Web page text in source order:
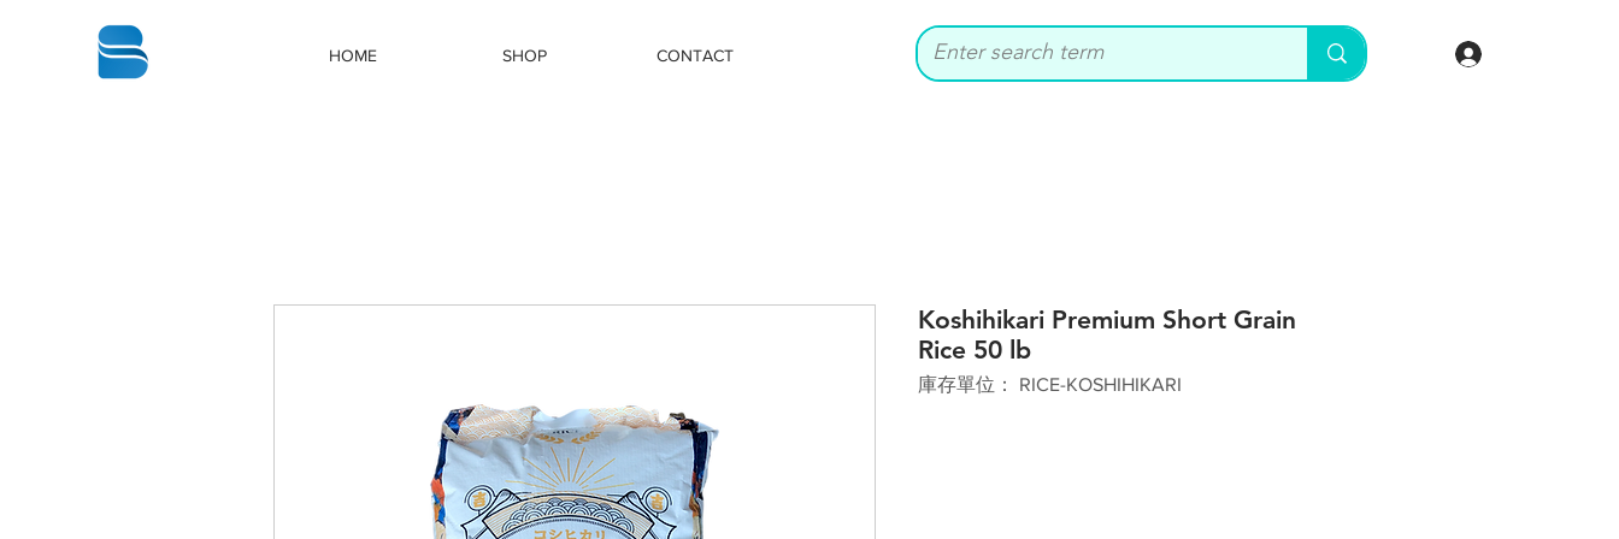
HOME SHOP CONTACT
Koshihikari Premium Short Grain
Rice 50 lb
庫存單位： RICE-KOSHIHIKARI